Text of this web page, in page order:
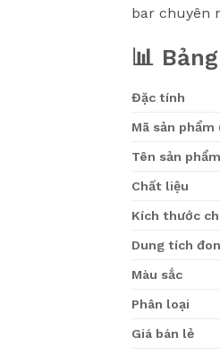
bar chuyên
📊
Đặc tính
Mã sản phẩm
Tên sản phẩm
Chất liệu
Kích thước
Dung tích
Màu sắc
Phân loại
Giá bán lẻ